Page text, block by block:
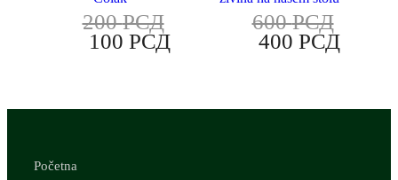
200РСД
100РСД
600РСД
400РСД
Početna